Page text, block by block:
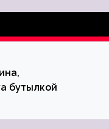
бутылкой